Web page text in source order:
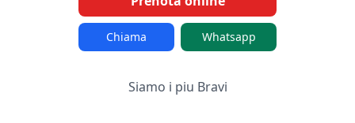
Chiama Whatsapp
Siamo i piu Bravi